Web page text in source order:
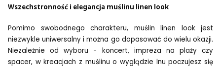
Wszechstronność i elegancja muślinu linen look
Pomimo swobodnego charakteru, muślin linen look jest
niezwykle uniwersalny i można go dopasować do wielu okazji.
Niezależnie od wyboru - koncert, impreza na plaży czy
spacer, w kreacjach z muślinu o wyglądzie lnu poczujesz się